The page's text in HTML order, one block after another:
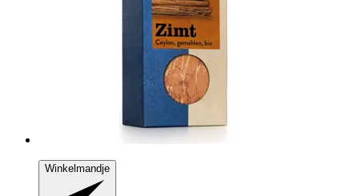
Winkelmandje